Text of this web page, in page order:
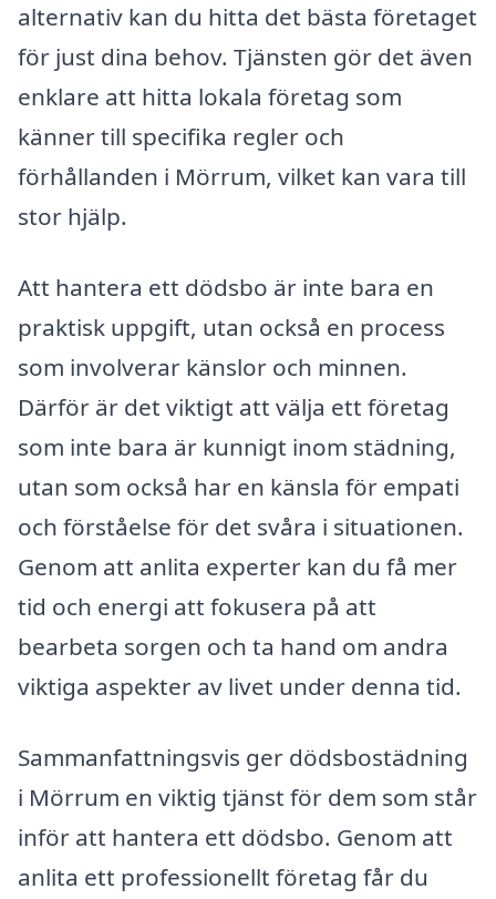
alternativ kan du hitta det bästa företaget
för just dina behov. Tjänsten gör det även
enklare att hitta lokala företag som
känner till specifika regler och
förhållanden i Mörrum, vilket kan vara till
stor hjälp.
Att hantera ett dödsbo är inte bara en
praktisk uppgift, utan också en process
som involverar känslor och minnen.
Därför är det viktigt att välja ett företag
som inte bara är kunnigt inom städning,
utan som också har en känsla för empati
och förståelse för det svåra i situationen.
Genom att anlita experter kan du få mer
tid och energi att fokusera på att
bearbeta sorgen och ta hand om andra
viktiga aspekter av livet under denna tid.
Sammanfattningsvis ger dödsbostädning
i Mörrum en viktig tjänst för dem som står
inför att hantera ett dödsbo. Genom att
anlita ett professionellt företag får du